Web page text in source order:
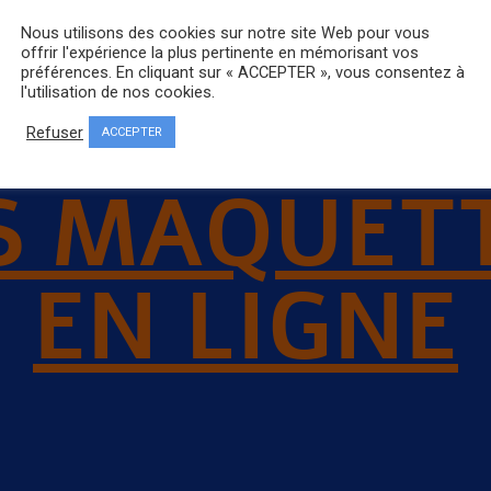
EN LIGNE
Nous utilisons des cookies sur notre site Web pour vous
offrir l'expérience la plus pertinente en mémorisant vos
préférences. En cliquant sur « ACCEPTER », vous consentez à
l'utilisation de nos cookies.
Refuser ACCEPTER